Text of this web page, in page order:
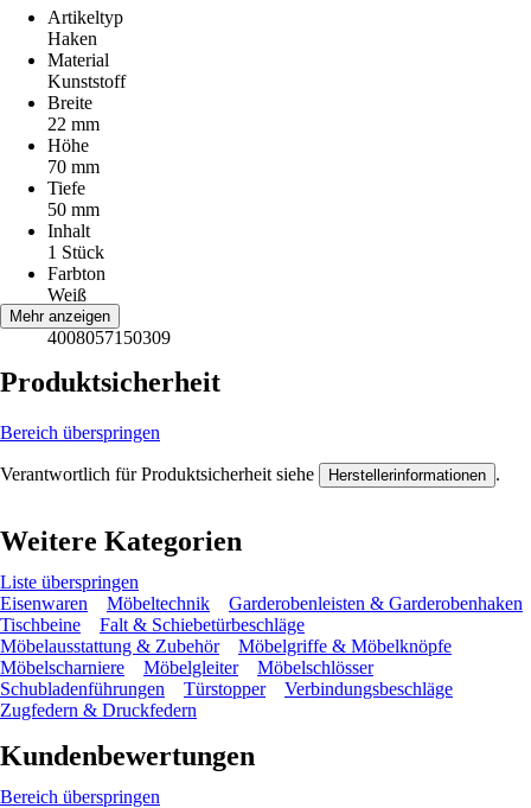
Artikeltyp
Haken
Material
Kunststoff
Breite
22 mm
Höhe
70 mm
Tiefe
50 mm
Inhalt
1 Stück
Farbton
Weiß
EAN
4008057150309
Mehr anzeigen
Produktsicherheit
Bereich überspringen
Verantwortlich für Produktsicherheit siehe Herstellerinformationen .
Weitere Kategorien
Liste überspringen
Eisenwaren
Möbeltechnik
Garderobenleisten & Garderobenhaken
Tischbeine
Falt & Schiebetürbeschläge
Möbelausstattung & Zubehör
Möbelgriffe & Möbelknöpfe
Möbelscharniere
Möbelgleiter
Möbelschlösser
Schubladenführungen
Türstopper
Verbindungsbeschläge
Zugfedern & Druckfedern
Kundenbewertungen
Bereich überspringen